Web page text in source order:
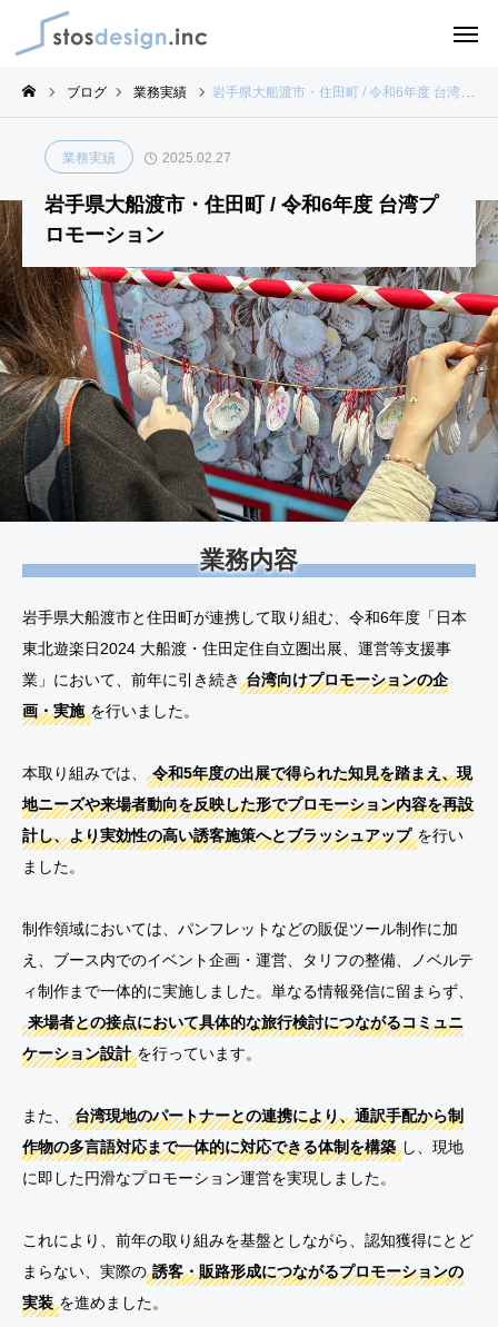
ブログ 業務実績 岩手県大船渡市・住田町 / 令和6年度 台湾プロモーション
業務実績 2025.02.27
岩手県大船渡市・住田町 / 令和6年度 台湾プ
ロモーション
業務内容
岩手県大船渡市と住田町が連携して取り組む、令和6年度「日本
東北遊楽日2024 大船渡・住田定住自立圏出展、運営等支援事
業」において、前年に引き続き 台湾向けプロモーションの企
画・実施 を行いました。
本取り組みでは、
令和5年度の出展で得られた知見を踏まえ、現
地ニーズや来場者動向を反映した形でプロモーション内容を再設
計し、より実効性の高い誘客施策へとブラッシュアップ を行い
ました。
制作領域においては、パンフレットなどの販促ツール制作に加
え、ブース内でのイベント企画・運営、タリフの整備、ノベルテ
ィ制作まで一体的に実施しました。単なる情報発信に留まらず、
来場者との接点において具体的な旅行検討につながるコミュニ
ケーション設計 を行っています。
また、
台湾現地のパートナーとの連携により、通訳手配から制
作物の多言語対応まで一体的に対応できる体制を構築 し、現地
に即した円滑なプロモーション運営を実現しました。
これにより、前年の取り組みを基盤としながら、認知獲得にとど
まらない、実際の 誘客・販路形成につながるプロモーションの
実装 を進めました。